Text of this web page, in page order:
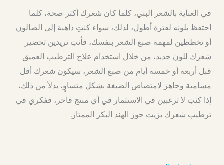
في العناية بالشعر البني، كلما كان شعرك أكثر صحة، كلما
احتفظ بلونه لفترة أطول، لذلك، سواء كنتِ ذاهبة إلى الصالون
أو تخططين لمهمة صبغ الشعر بنفسك، فأنتِ تريدين تحضير
شعرك للون جديد، من خلال استخدام علاج الترطيب العميق
قبل أربعة أو خمسة أيام من صبغ الشعر، سيكون شعرك أقل
مسامية وجاهز لامتصاص الصبغة بشكل متساوٍ، بدلاً من ذلك،
إذا كنتِ لا ترغبين في الاستثمار في أي منتج فاخر، ففكري في
ترطيب شعرك بزيت جوز الهند البكر الممتاز.